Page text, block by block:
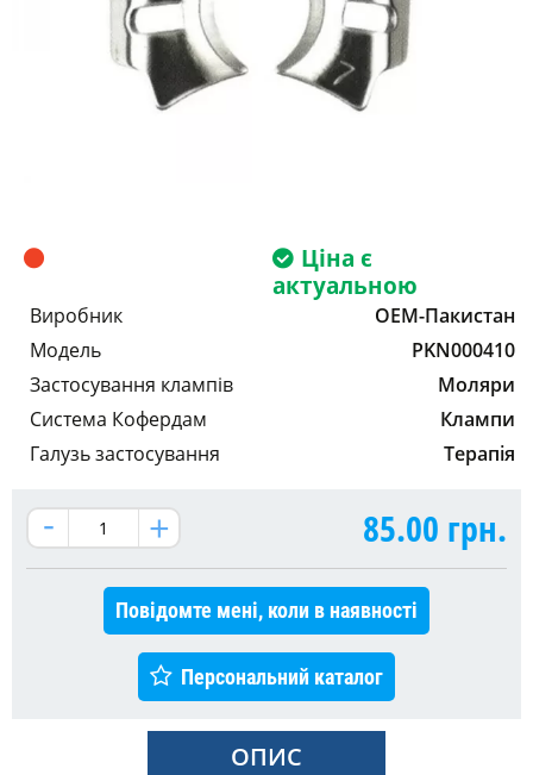
Ціна є
актуальною
Виробник
OEM-Пакистан
Модель
PKN000410
Застосування клампів
Моляри
Система Кофердам
Клампи
Галузь застосування
Терапія
85.00 грн.
Повідомте мені, коли в наявності
Персональний каталог
ОПИС